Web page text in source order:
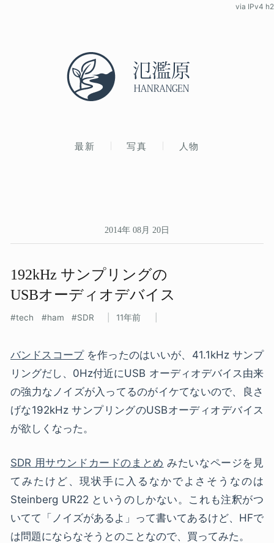
最新 写真 人物
via IPv4 h2
2014年 08月 20日
192kHz サンプリングの​
USBオーディオデバイス
tech ham SDR 11年前
バンドスコープを作ったのはいいが、41.1kHz サンプ
リングだし、0Hz付近にUSB オーディオデバイス由来
の強力なノイズが入ってるのがイケてないので、良さ
げな192kHz サンプリングのUSBオーディオデバイス
が欲しくなった。
SDR 用サウンドカードのまとめ みたいなページを見
てみたけど、現状手に入るなかでよさそうなのは
Steinberg UR22 というのしかない。これも注釈がつ
いてて「ノイズがあるよ」って書いてあるけど、HFで
は問題にならなそうとのことなので、買ってみた。